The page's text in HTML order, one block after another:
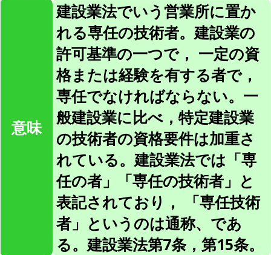
意味
建設業法でいう営業所に置か
れる専任の技術者。建設業の
許可基準の一つで， 一定の資
格または経験を有する者で，
専任でなければならない。一
般建設業に比べ，特定建設業
の技術者の資格要件は加重さ
れている。建設業法では「専
任の者」「専任の技術者」と
表記されており， 「専任技術
者」というのは通称、であ
る。建設業法第7条，第15条。